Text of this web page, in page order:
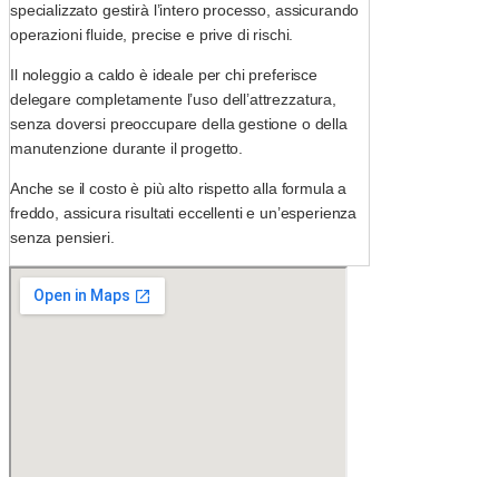
specializzato gestirà l’intero processo, assicurando
operazioni fluide, precise e prive di rischi.
Il noleggio a caldo è ideale per chi preferisce
delegare completamente l’uso dell’attrezzatura,
senza doversi preoccupare della gestione o della
manutenzione durante il progetto.
Anche se il costo è più alto rispetto alla formula a
freddo, assicura risultati eccellenti e un’esperienza
senza pensieri.